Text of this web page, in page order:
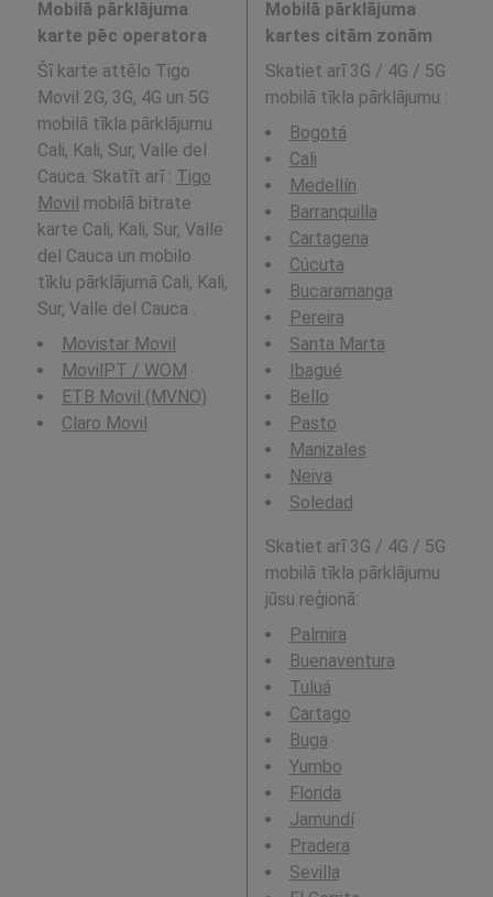
Mobilā pārklājuma
karte pēc operatora
Šī karte attēlo Tigo
Movil 2G, 3G, 4G un 5G
mobilā tīkla pārklājumu
Cali, Kali, Sur, Valle del
Cauca. Skatīt arī : Tigo
Movil mobilā bitrate
karte Cali, Kali, Sur, Valle
del Cauca un mobilo
tīklu pārklājumā Cali, Kali,
Sur, Valle del Cauca .
Movistar Movil
MovilPT / WOM
ETB Movil (MVNO)
Claro Movil
Mobilā pārklājuma
kartes citām zonām
Skatiet arī 3G / 4G / 5G
mobilā tīkla pārklājumu :
Bogotá
Cali
Medellín
Barranquilla
Cartagena
Cúcuta
Bucaramanga
Pereira
Santa Marta
Ibagué
Bello
Pasto
Manizales
Neiva
Soledad
Skatiet arī 3G / 4G / 5G
mobilā tīkla pārklājumu
jūsu reģionā:
Palmira
Buenaventura
Tuluá
Cartago
Buga
Yumbo
Florida
Jamundí
Pradera
Sevilla